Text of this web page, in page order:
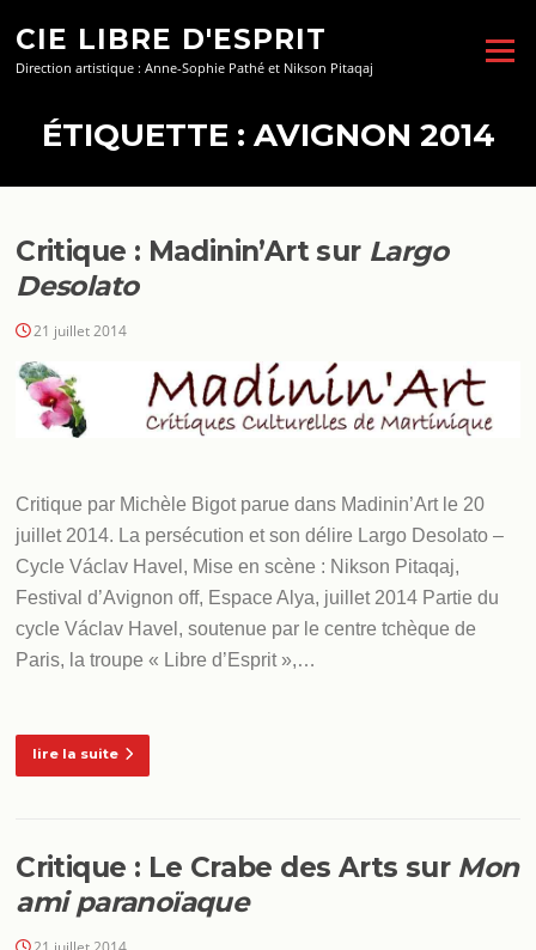
contenu
CIE LIBRE D'ESPRIT
Direction artistique : Anne-Sophie Pathé et Nikson Pitaqaj
Menu
ÉTIQUETTE : AVIGNON 2014
Critique : Madinin’Art sur Largo
Desolato
21 juillet 2014
Critique par Michèle Bigot parue dans Madinin’Art le 20
juillet 2014. La persécution et son délire Largo Desolato –
Cycle Václav Havel, Mise en scène : Nikson Pitaqaj,
Festival d’Avignon off, Espace Alya, juillet 2014 Partie du
cycle Václav Havel, soutenue par le centre tchèque de
Paris, la troupe « Libre d’Esprit »,…
lire la suite
Critique : Le Crabe des Arts sur Mon
ami paranoïaque